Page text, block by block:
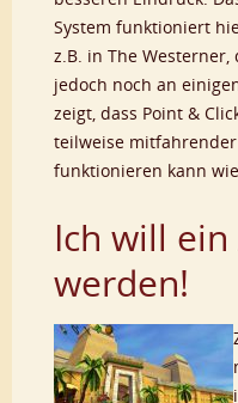
System funktioniert
z.B. in The
jedoch noch an
zeigt, dass Point &
teilweise
funktionieren kann
Ich will
werden!